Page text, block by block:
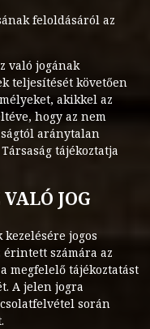
feloldásáról az
való jogának
teljesítését követően
akikkel az
hogy az nem
aránytalan
tájékoztatja
JOG
jogos
számára az
megfelelő tájékoztatást
A jelen jogra
során